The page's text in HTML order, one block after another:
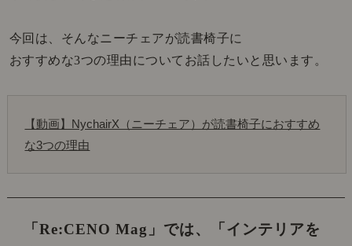
今回は、そんなニーチェアが読書椅子に
おすすめな3つの理由についてお話したいと思います。
【動画】NychairX（ニーチェア）が読書椅子におすすめ
な3つの理由
「Re:CENO Mag」では、
「インテリアを